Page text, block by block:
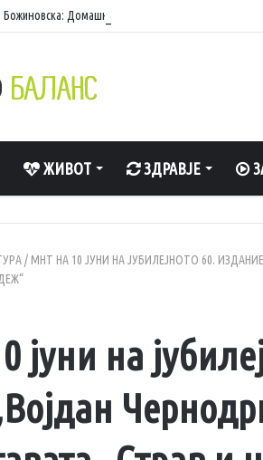
Божиновска: Домашните акумулации исполнети
ЖИВОТ ЗДРАВЈЕ
/ МНТ НА 10 ЈУНИ НА ЈУБИЛЕЈНОТО 60.
јуни на